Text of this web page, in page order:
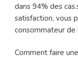
dans 94% des
satisfaction, vous
consommateur de
Comment faire